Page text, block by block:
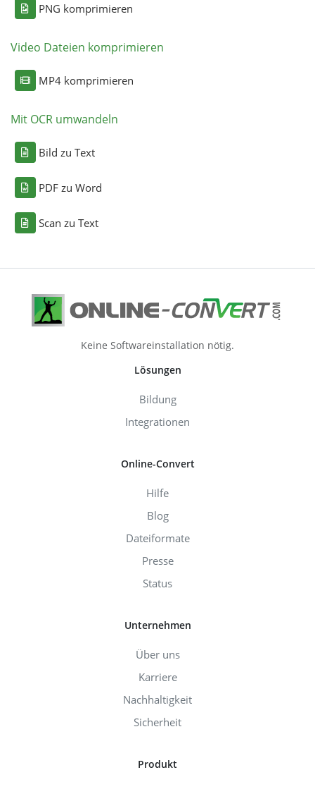
PNG komprimieren
Video Dateien komprimieren
MP4 komprimieren
Mit OCR umwandeln
Bild zu Text
PDF zu Word
Scan zu Text
Keine Softwareinstallation nötig.
Lösungen
Bildung
Integrationen
Online-Convert
Hilfe
Blog
Dateiformate
Presse
Status
Unternehmen
Über uns
Karriere
Nachhaltigkeit
Sicherheit
Produkt